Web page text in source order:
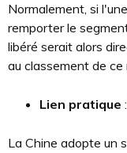
Normalement, si
remporter le
libéré serait alors
au classement de ce
Lien pratique :
La Chine adopte un